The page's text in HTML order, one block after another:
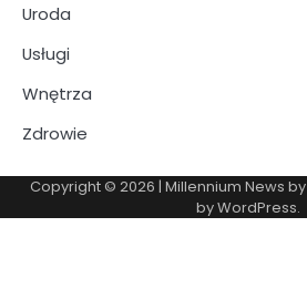
Uroda
Usługi
Wnętrza
Zdrowie
Copyright © 2026 | Millennium News by
byWordPress.